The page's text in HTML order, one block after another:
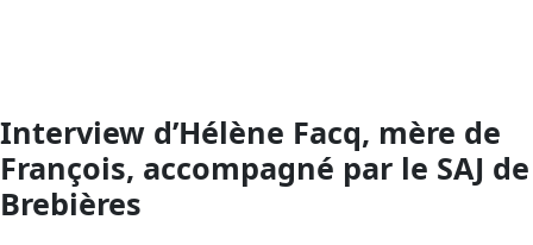
Interview d’Hélène Facq, mère de
François, accompagné par le SAJ de
Brebières